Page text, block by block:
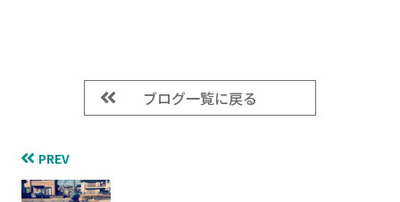
ブログ一覧に戻る
PREV